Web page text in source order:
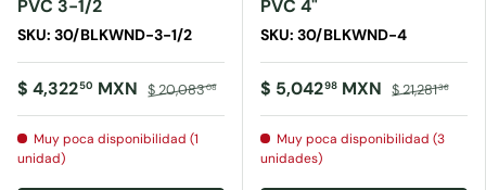
PVC 3-1/2
SKU: 30/BLKWND-3-1/2
$ 4,32250 MXN $ 20,08308
Muy poca disponibilidad (1
unidad)
PVC 4"
SKU: 30/BLKWND-4
$ 5,04298 MXN $ 21,28136
Muy poca disponibilidad (3
unidades)